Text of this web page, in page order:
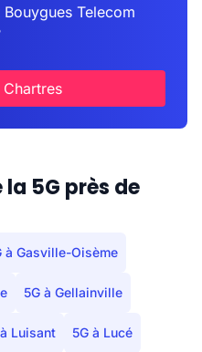
Telecom
5G près de
à Gasville-Oisème
5G à Gellainville
Luisant 5G à Lucé